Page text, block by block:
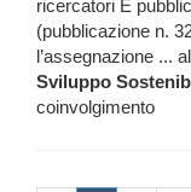
ricercatori È
(pubblicazione n.
l’assegnazione ...
Sviluppo
coinvolgimento